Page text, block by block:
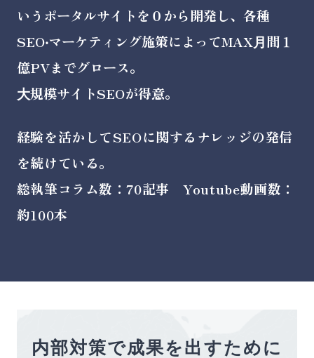
いうポータルサイトを０から開発し、各種
SEO‧マーケティング施策によってMAX⽉間１
億PVまでグロース。
⼤規模サイトSEOが得意。
経験を活かしてSEOに関するナレッジの発信
を続けている。
総執筆コラム数：70記事 Youtube動画数：
約100本
内部対策で成果を出すために